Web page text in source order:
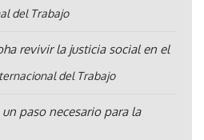
del Trabajo
revivir la justicia social en el
del Trabajo
paso necesario para la